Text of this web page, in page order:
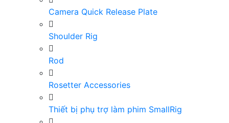
Camera Quick Release Plate
Shoulder Rig
Rod
Rosetter Accessories
Thiết bị phụ trợ làm phim SmallRig